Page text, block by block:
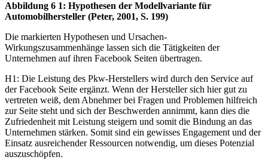
Abbildung 6 1: Hypothesen der Modellvariante für
Automobilhersteller (Peter, 2001, S. 199)
Die markierten Hypothesen und Ursachen-
Wirkungszusammenhänge lassen sich die Tätigkeiten der
Unternehmen auf ihren Facebook Seiten übertragen.
H1: Die Leistung des Pkw-Herstellers wird durch den Service auf
der Facebook Seite ergänzt. Wenn der Hersteller sich hier gut zu
vertreten weiß, dem Abnehmer bei Fragen und Problemen hilfreich
zur Seite steht und sich der Beschwerden annimmt, kann dies die
Zufriedenheit mit Leistung steigern und somit die Bindung an das
Unternehmen stärken. Somit sind ein gewisses Engagement und der
Einsatz ausreichender Ressourcen notwendig, um dieses Potenzial
auszuschöpfen.